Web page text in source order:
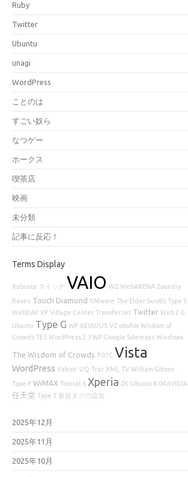
Ruby
Twitter
Ubuntu
unagi
WordPress
ことのは
すごい奴ら
なつゲー
ホークス
喫茶店
映画
未分類
記事に反応！
Terms Display
Xubuntu スイッチ VAIO WZ WebARENA Zoundry
Raven Touch Diamond VMware The Elder Scrolls Type S
WebDAV XP Village Center TransferJet Twitter Web 2.0
Ubuntu Type G WP XEVIOUS VZ ubufox Wisdom of
Crowds TES WordPress 2.3 WP Google Sitemaps Windows
The Wisdom of Crowds T-01C Vista
WordPress Yahoo! UQ Trac XML TV William Gibson
Type P WiMAX Tomcat 6 Xperia ZK Ubuntu 8.04 nVIDIA
任天堂 Type T 新規タグの追加
2025年12月
2025年11月
2025年10月